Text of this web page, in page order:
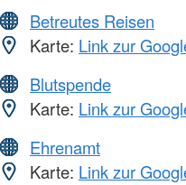
Betreutes Reisen
Karte: Link zur
Blutspende
Karte: Link zur
Ehrenamt
Karte: Link zur